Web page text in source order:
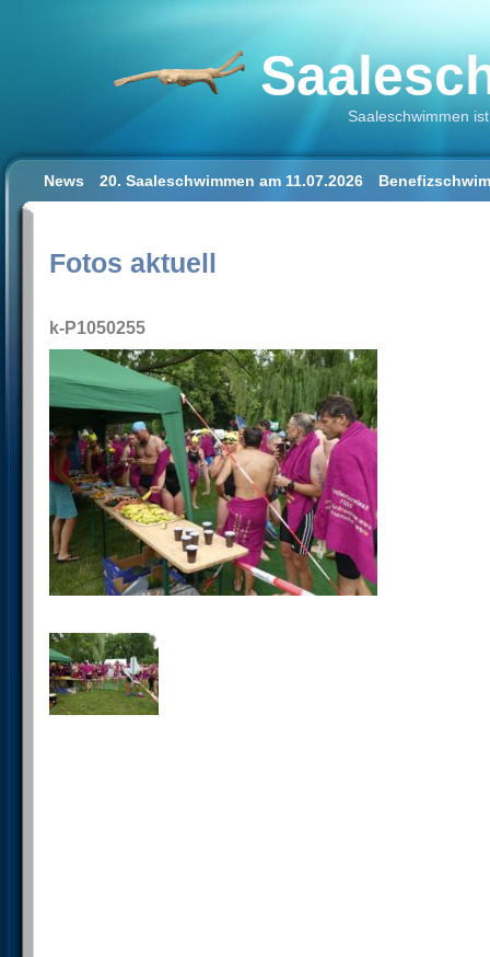
Saaleschwimmen
News 20. Saaleschwimmen am 11.07.2026
Fotos aktuell
k-P1050255